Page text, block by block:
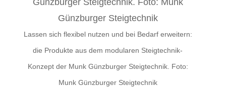
Lassen sich flexibel nutzen und bei Bedarf erweitern:
die Produkte aus dem modularen Steigtechnik-
Konzept der Munk Günzburger Steigtechnik. Foto:
Munk Günzburger Steigtechnik